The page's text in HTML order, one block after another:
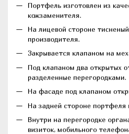
Портфель изготовлен из
кожзаменителя.
На лицевой стороне
производителя.
Закрывается клапаном на
Под клапаном два открытых
разделенные перегородками.
На фасаде под клапаном
На задней стороне портфеля
Внутри на перегородке
визиток, мобильного